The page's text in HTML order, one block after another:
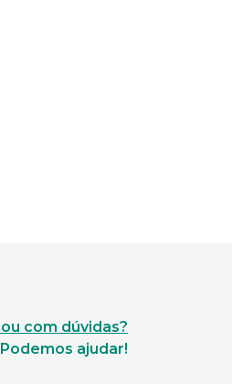
com dúvidas?
Podemos ajudar!